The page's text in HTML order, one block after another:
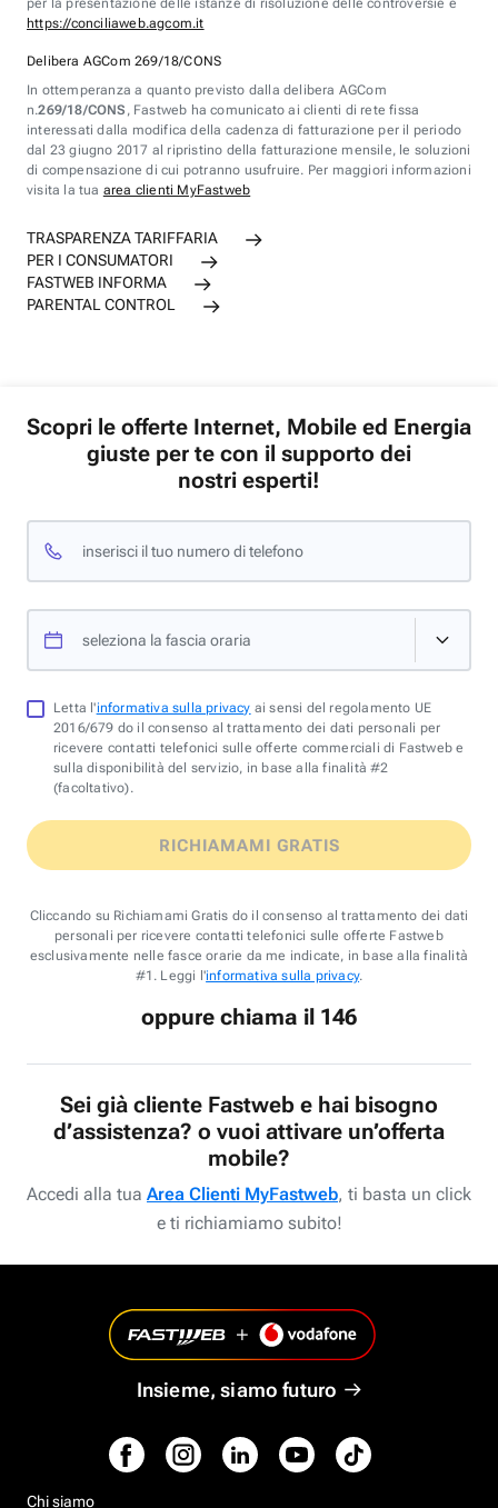
per la presentazione delle istanze di risoluzione delle controversie è
https://conciliaweb.agcom.it
Delibera AGCom 269/18/CONS
In ottemperanza a quanto previsto dalla delibera AGCom
n.269/18/CONS , Fastweb ha comunicato ai clienti di rete fissa
interessati dalla modifica della cadenza di fatturazione per il periodo
dal 23 giugno 2017 al ripristino della fatturazione mensile, le soluzioni
di compensazione di cui potranno usufruire. Per maggiori informazioni
visita la tua area clienti MyFastweb
TRASPARENZA TARIFFARIA
PER I CONSUMATORI
FASTWEB INFORMA
PARENTAL CONTROL
Scopri le offerte Internet, Mobile ed Energia
giuste per te con il supporto dei
nostri esperti!
inserisci il tuo numero di telefono
seleziona la fascia oraria
Letta l'informativa sulla privacy ai sensi del regolamento UE
2016/679 do il consenso al trattamento dei dati personali per
ricevere contatti telefonici sulle offerte commerciali di Fastweb e
sulla disponibilità del servizio, in base alla finalità #2
(facoltativo).
RICHIAMAMI GRATIS
Cliccando su Richiamami Gratis do il consenso al trattamento dei dati
personali per ricevere contatti telefonici sulle offerte Fastweb
esclusivamente nelle fasce orarie da me indicate, in base alla finalità
#1. Leggi l'informativa sulla privacy.
oppure chiama il 146
Sei già cliente Fastweb e hai bisogno
d’assistenza? o vuoi attivare un’offerta
mobile?
Accedi alla tua Area Clienti MyFastweb, ti basta un click
e ti richiamiamo subito!
Insieme, siamo futuro
Chi siamo